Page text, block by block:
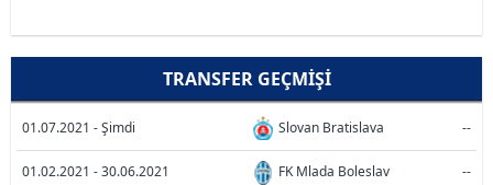
TRANSFER GEÇMIŞI
01.07.2021 - Şimdi Slovan Bratislava --
01.02.2021 - 30.06.2021 FK Mlada Boleslav --